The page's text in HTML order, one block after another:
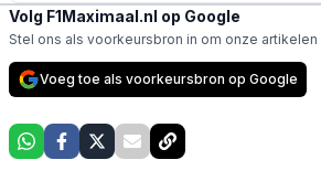
Volg F1Maximaal.nl op Google
Stel ons als voorkeursbron in om onze
Voeg toe als voorkeursbron op Google